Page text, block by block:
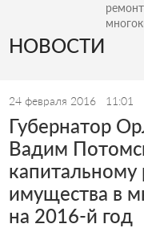
НОВОСТИ
24 февраля 2016 11:01
Губернатор
Вадим
имущества в
на 2016-й год